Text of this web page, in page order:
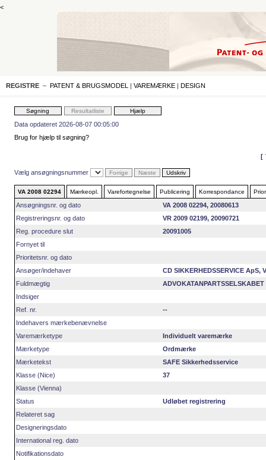
<
REGISTRE – PATENT & BRUGSMODEL | VAREMÆRKE | DESIGN
Data opdateret 2026-08-07 00:05:00
Brug for hjælp til søgning?
Vælg ansøgningsnummer
VA 2008 02294 Mærkeopl. Varefortegnelse Publicering Korrespondance
Ansøgningsnr. og dato
VA 2008 02294, 20080613
Registreringsnr. og dato
VR 2009 02199, 20090721
Reg. procedure slut
20091005
Fornyet til
Prioritetsnr. og dato
Ansøger/indehaver
CD SIKKERHEDSSERVICE ApS,
Fuldmægtig
Indsiger
Ref. nr.
--
Indehavers mærkebenævnelse
Varemærketype
Individuelt varemærke
Mærketype
Ordmærke
Mærketekst
SAFE Sikkerhedsservice
Klasse (Nice)
37
Klasse (Vienna)
Status
Udløbet registrering
Relateret sag
Designeringsdato
International reg. dato
Notifikationsdato